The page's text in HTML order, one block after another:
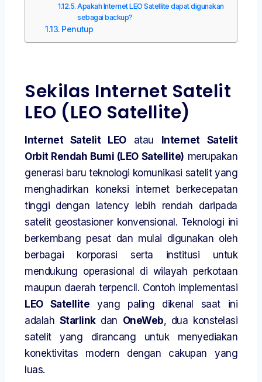
Apakah Internet LEO Satellite dapat digunakan
sebagai backup?
Penutup
Sekilas Internet Satelit
LEO (LEO Satellite)
Internet Satelit LEOatau Internet Satelit
Orbit Rendah Bumi (LEO Satellite) merupakan
generasi baru teknologi komunikasi satelit yang
menghadirkan koneksi internet berkecepatan
tinggi dengan latency lebih rendah daripada
satelit geostasioner konvensional. Teknologi ini
berkembang pesat dan mulai digunakan oleh
berbagai korporasi serta institusi untuk
mendukung operasional di wilayah perkotaan
maupun daerah terpencil. Contoh implementasi
LEO Satellite yang paling dikenal saat ini
adalah Starlinkdan OneWeb, dua konstelasi
satelit yang dirancang untuk menyediakan
konektivitas modern dengan cakupan yang
luas.